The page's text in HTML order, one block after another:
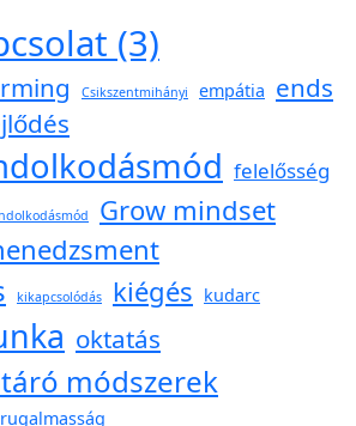
(3)
Csikszentmihányi empátia ends
felelősség
Grow mindset
kikapcsolódás kiégés kudarc
oktatás
módszerek
rugalmasság